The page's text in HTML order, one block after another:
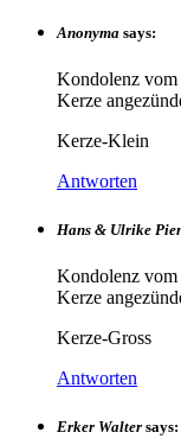
Anonyma says:
Kondolenz vom
Kerze
Kerze-Klein
Antworten
Hans & Ulrike
Kondolenz vom
Kerze
Kerze-Gross
Antworten
Erker Walter says: